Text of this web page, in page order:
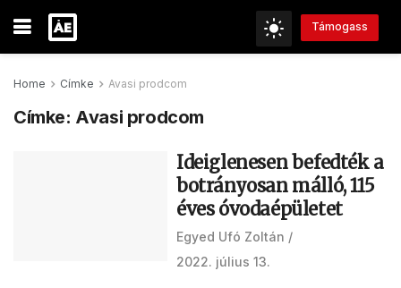
Támogass
Home Címke Avasi prodcom
Címke: Avasi prodcom
Ideiglenesen befedték a
botrányosan málló, 115
éves óvodaépületet
Egyed Ufó Zoltán
2022. július 13.